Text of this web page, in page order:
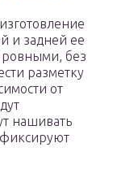
и задней ее
без
разметку
от
нашивать
фиксируют